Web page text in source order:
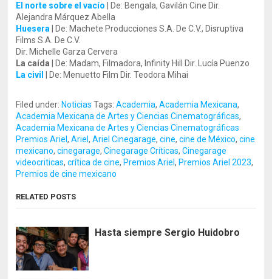
El norte sobre el vacío | De: Bengala, Gavilán Cine Dir.
Alejandra Márquez Abella
Huesera
| De: Machete Producciones S.A. De C.V., Disruptiva
Films S.A. De C.V.
Dir. Michelle Garza Cervera
La caída | De: Madam, Filmadora, Infinity Hill Dir. Lucía Puenzo
La civil
| De: Menuetto Film Dir. Teodora Mihai
Filed under: Noticias Tags:Academia,Academia Mexicana,
Academia Mexicana de Artes y Ciencias Cinematográficas,
Academia Mexicana de Artes y Ciencias Cinematográficas
Premios Ariel,Ariel,Ariel Cinegarage,cine,cine de México,cine
mexicano,cinegarage,Cinegarage Críticas,Cinegarage
videocriticas,crítica de cine, Premios Ariel, Premios Ariel 2023,
Premios de cine mexicano
RELATED POSTS
Hasta siempre Sergio Huidobro